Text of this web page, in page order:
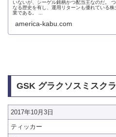
いないが、シーゲル銘柄かつ配当王なのだ。
なる歴史を有し、運用リターンも優れている株
業である。 ...
america-kabu.com
GSK グラクソスミスク
2017年10月3日
ティッカー